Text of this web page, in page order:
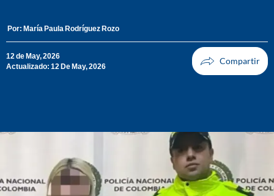
Por: María Paula Rodríguez Rozo
12 de May, 2026
Actualizado: 12 De May, 2026